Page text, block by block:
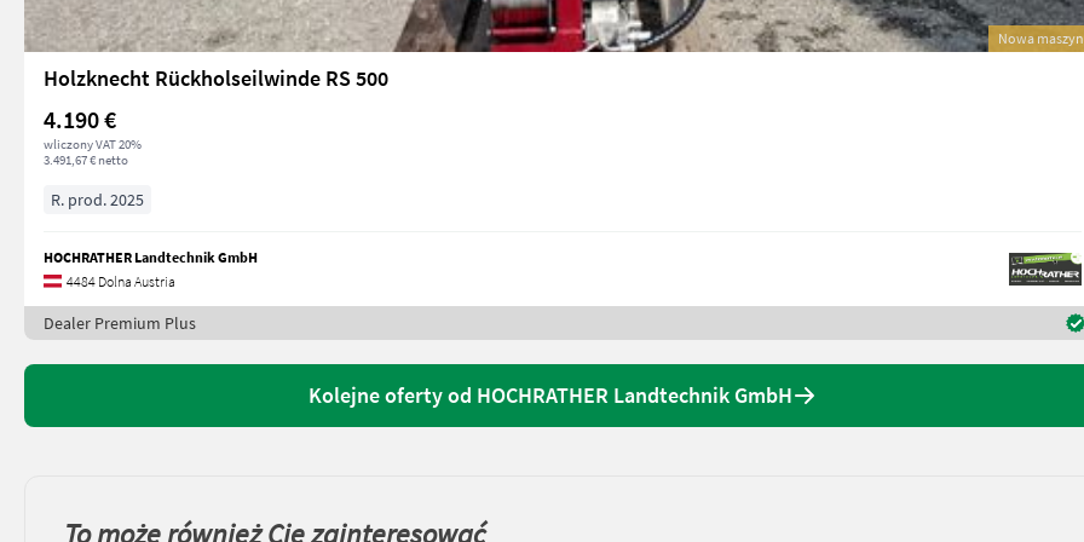
Nowa
Holzknecht Rückholseilwinde RS 500
4.190 €
wliczony VAT 20%
3.491,67 € netto
R. prod. 2025
HOCHRATHER Landtechnik GmbH
4484 Dolna Austria
Dealer Premium Plus
Kolejne oferty od HOCHRATHER Landtechnik GmbH
To może również Cię zainteresować